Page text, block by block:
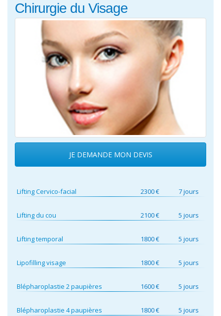
Chirurgie du Visage
JE DEMANDE MON DEVIS
Lifting Cervico-facial 2300 € 7 jours
Lifting du cou 2100 € 5 jours
Lifting temporal 1800 € 5 jours
Lipofilling visage 1800 € 5 jours
Blépharoplastie 2 paupières 1600 € 5 jours
Blépharoplastie 4 paupières 1800 € 5 jours